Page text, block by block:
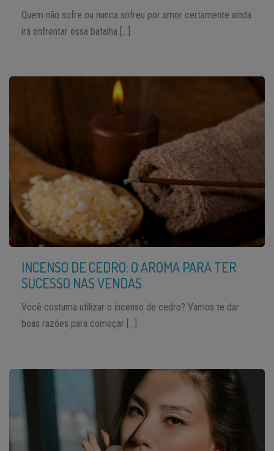
Quem não sofre ou nunca sofreu por amor certamente ainda
irá enfrentar essa batalha […]
INCENSO DE CEDRO: O AROMA PARA TER
SUCESSO NAS VENDAS
Você costuma utilizar o incenso de cedro? Vamos te dar
boas razões para começar […]